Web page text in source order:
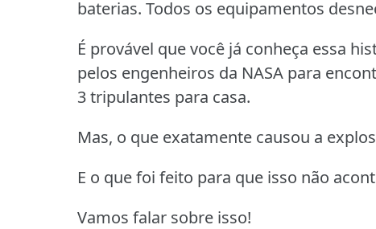
baterias. Todos os equipamentos
É provável que você já conheça essa
pelos engenheiros da NASA para
3 tripulantes para casa.
Mas, o que exatamente causou a
E o que foi feito para que isso não
Vamos falar sobre isso!